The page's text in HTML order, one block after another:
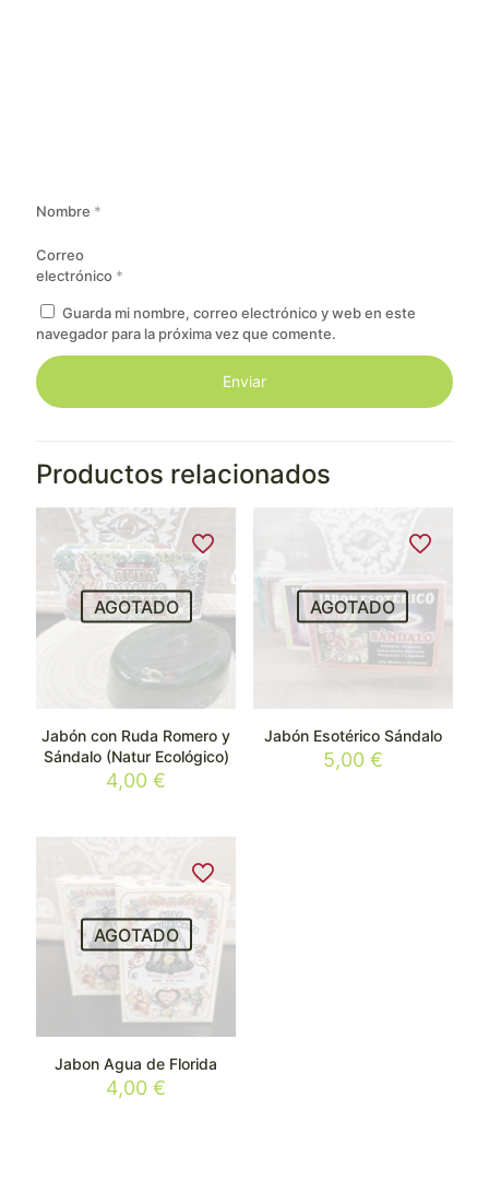
Nombre *
Correo
electrónico *
Guarda mi nombre, correo electrónico y web en este
navegador para la próxima vez que comente.
Productos relacionados
AGOTADO
Jabón con Ruda Romero y
Sándalo (Natur Ecológico)
4,00€
AGOTADO
Jabón Esotérico Sándalo
5,00 €
AGOTADO
Jabon Agua de Florida
4,00€